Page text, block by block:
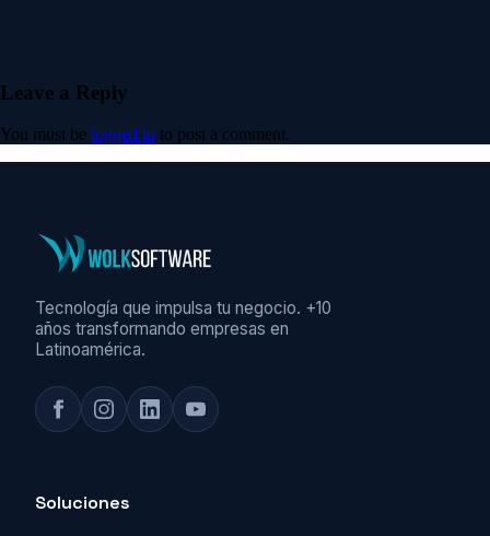
Leave a Reply
You must be logged in to post a comment.
Tecnología que impulsa tu negocio. +10
años transformando empresas en
Latinoamérica.
Soluciones